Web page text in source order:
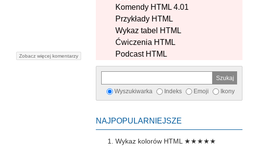
Komendy HTML 4.01
Przykłady HTML
Wykaz tabel HTML
Ćwiczenia HTML
Podcast HTML
Wyszukiwarka Indeks Emoji Ikony
NAJPOPULARNIEJSZE
Wykaz kolorów HTML ★★★★★
Zobacz więcej komentarzy